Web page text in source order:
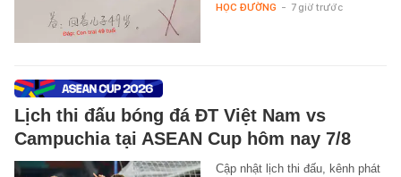
HỌC ĐƯỜNG - 7 giờ trước
Lịch thi đấu bóng đá ĐT Việt Nam vs
Campuchia tại ASEAN Cup hôm nay 7/8
Cập nhật lịch thi đấu, kênh phát